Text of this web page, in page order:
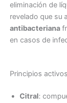
eliminación de
revelado que su
antibacteriana
en casos de
Principios
Citral: